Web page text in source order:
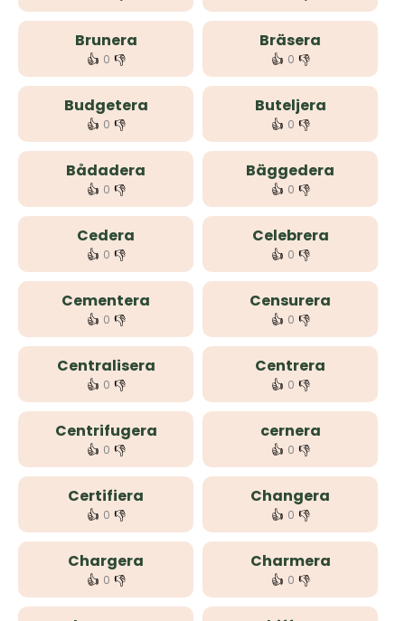
Brunera
👍 0 👎
Bräsera
👍 0 👎
Budgetera
👍 0 👎
Buteljera
👍 0 👎
Bådadera
👍 0 👎
Bäggedera
👍 0 👎
Cedera
👍 0 👎
Celebrera
👍 0 👎
Cementera
👍 0 👎
Censurera
👍 0 👎
Centralisera
👍 0 👎
Centrera
👍 0 👎
Centrifugera
👍 0 👎
cernera
👍 0 👎
Certifiera
👍 0 👎
Changera
👍 0 👎
Chargera
👍 0 👎
Charmera
👍 0 👎